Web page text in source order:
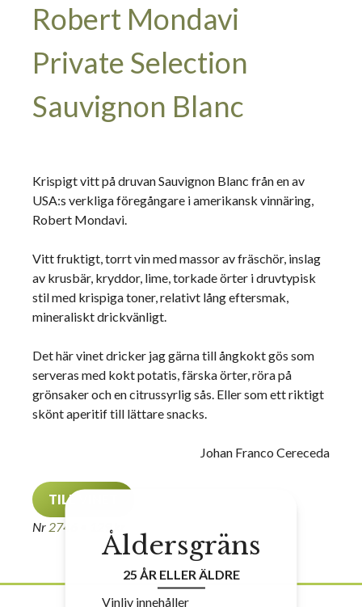
Robert Mondavi
Private Selection
Sauvignon Blanc
Krispigt vitt på druvan Sauvignon Blanc från en av
USA:s verkliga föregångare i amerikansk vinnäring,
Robert Mondavi.
Vitt fruktigt, torrt vin med massor av fräschör, inslag
av krusbär, kryddor, lime, torkade örter i druvtypisk
stil med krispiga toner, relativt lång eftersmak,
mineraliskt drickvänligt.
Det här vinet dricker jag gärna till ångkokt gös som
serveras med kokt potatis, färska örter, röra på
grönsaker och en citrussyrlig sås. Eller som ett riktigt
skönt aperitif till lättare snacks.
Johan Franco Cereceda
TILL VINET
Nr 2746 • 129 kr
Åldersgräns
25 ÅR ELLER ÄLDRE
Vinliv innehåller